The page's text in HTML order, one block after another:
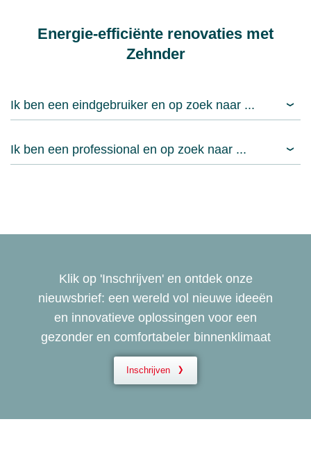
Energie-efficiënte renovaties met
Zehnder
Ik ben een eindgebruiker en op zoek naar ...
Ik ben een professional en op zoek naar ...
Klik op 'Inschrijven' en ontdek onze
nieuwsbrief: een wereld vol nieuwe ideeën
en innovatieve oplossingen voor een
gezonder en comfortabeler binnenklimaat
Inschrijven